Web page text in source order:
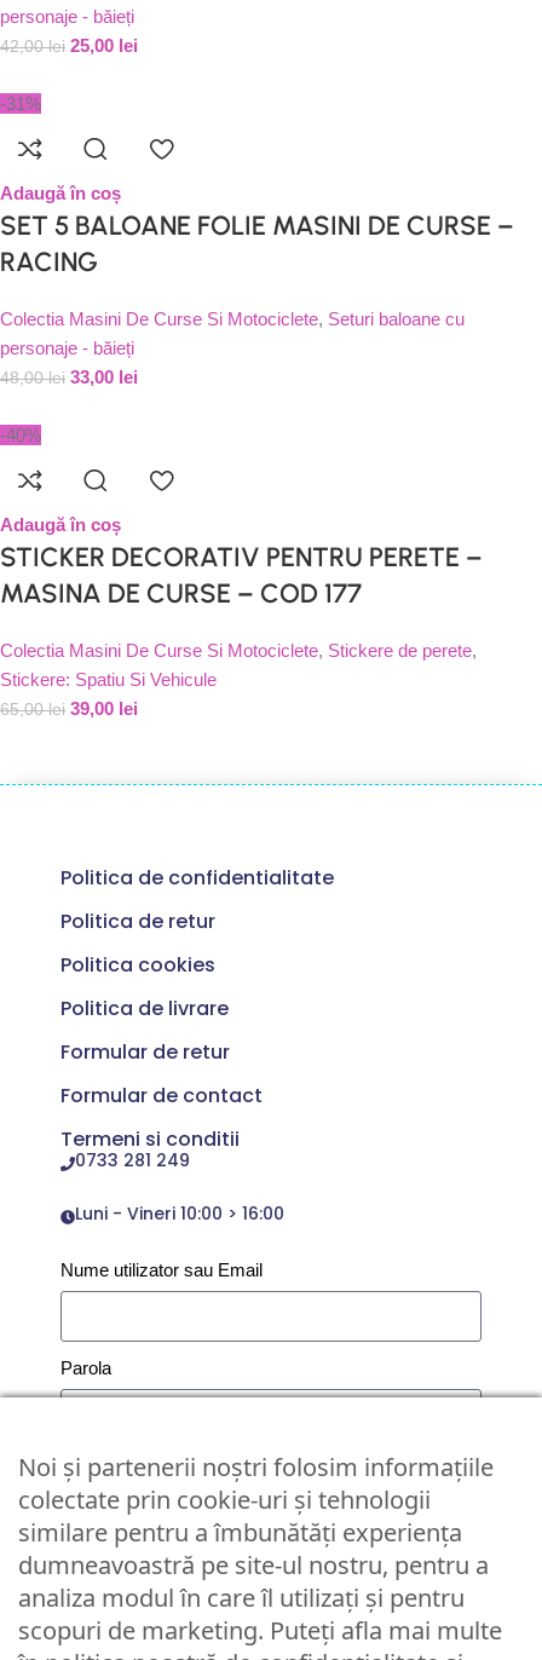
personaje - băieți
42,00lei 25,00 lei
-31%
Adaugă în coș
SET 5 BALOANE FOLIE MASINI DE CURSE –
RACING
Colectia Masini De Curse Si Motociclete, Seturi baloane cu
personaje - băieți
48,00lei 33,00 lei
-40%
Adaugă în coș
STICKER DECORATIV PENTRU PERETE –
MASINA DE CURSE – COD 177
Colectia Masini De Curse Si Motociclete, Stickere de perete,
Stickere: Spatiu Si Vehicule
65,00lei 39,00 lei
Politica de confidentialitate
Politica de retur
Politica cookies
Politica de livrare
Formular de retur
Formular de contact
Termeni si conditii
0733 281 249
Luni - Vineri 10:00 > 16:00
Nume utilizator sau Email
Parola
Remember Me
Logare
Lost your password?
© Partybaloane.ro - Toate drepturile rezervate. ™
Noi și partenerii noștri folosim informațiile
colectate prin cookie-uri și tehnologii
similare pentru a îmbunătăți experiența
dumneavoastră pe site-ul nostru, pentru a
analiza modul în care îl utilizați și pentru
scopuri de marketing. Puteți afla mai multe